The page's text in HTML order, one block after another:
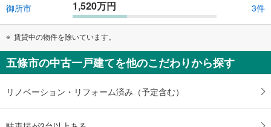
御所市 1,520万円 3件
賃貸中の物件を除いています。
五條市の中古一戸建てを他のこだわりから探す
リノベーション・リフォーム済み（予定含む）